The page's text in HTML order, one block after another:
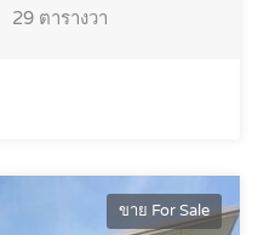
29 ตารางวา
ขาย For Sale